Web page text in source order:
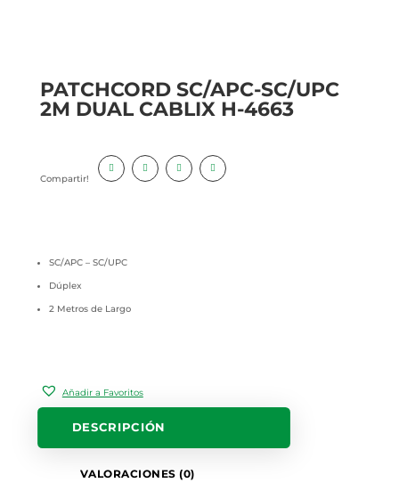
PATCHCORD SC/APC-SC/UPC
2M DUAL CABLIX H-4663
Compartir!
SC/APC – SC/UPC
Dúplex
2 Metros de Largo
Añadir a Favoritos
DESCRIPCIÓN
VALORACIONES (0)